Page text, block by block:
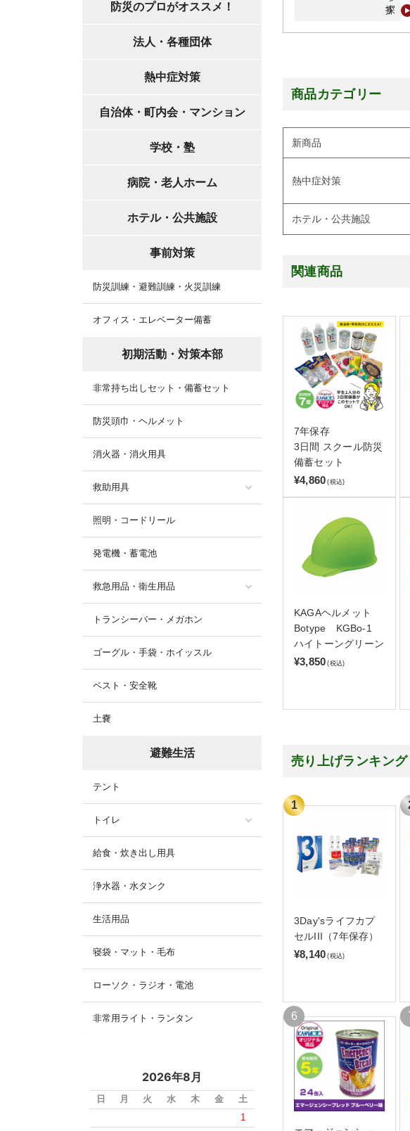
商品カテゴリー
新商品
熱中症対策
ホテル・公共施設
関連商品
7年保存
3日間 スクール防災
備蓄セット
¥4,860 (税込)
KAGAヘルメット
Botype KGBo-1
ハイトーングリーン
¥3,850 (税込)
売り上げランキング
3Day'sライフカプ
セルIII（7年保存）
¥8,140 (税込)
防災のプロがオススメ！
法人・各種団体
熱中症対策
自治体・町内会・マンション
学校・塾
病院・老人ホーム
ホテル・公共施設
事前対策
防災訓練・避難訓練・火災訓練
オフィス・エレベーター備蓄
初期活動・対策本部
非常持ち出しセット・備蓄セット
防災頭巾・ヘルメット
消火器・消火用具
救助用具
照明・コードリール
発電機・蓄電池
救急用品・衛生用品
トランシーバー・メガホン
ゴーグル・手袋・ホイッスル
ベスト・安全靴
土嚢
避難生活
テント
トイレ
給食・炊き出し用具
浄水器・水タンク
生活用品
寝袋・マット・毛布
ローソク・ラジオ・電池
非常用ライト・ランタン
2026年8月
日 月 火 水 木 金
土
1